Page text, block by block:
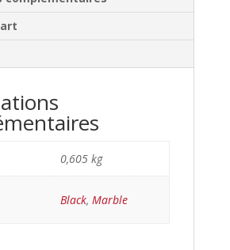
0,605 kg
Black, Marble